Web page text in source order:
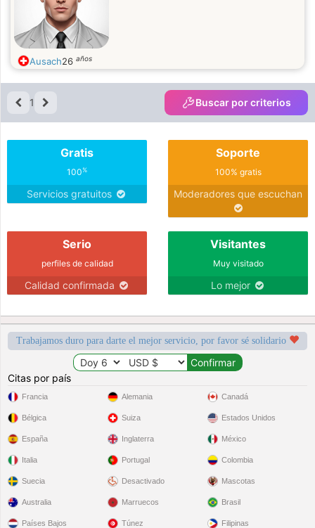
Ausach26 años
1 Buscar por criterios
Gratis
100%
Servicios gratuitos
Soporte
100% gratis
Moderadores que escuchan
Serio
perfiles de calidad
Calidad confirmada
Visitantes
Muy visitado
Lo mejor
Trabajamos duro para darte el mejor servicio, por favor sé solidario
Citas por país
Francia
Bélgica
España
Italia
Suecia
Alemania
Suiza
Inglaterra
Portugal
Desactivado
Canadá
Estados Unidos
México
Colombia
Mascotas
Australia
Países Bajos
Marruecos
Túnez
Brasil
Filipinas